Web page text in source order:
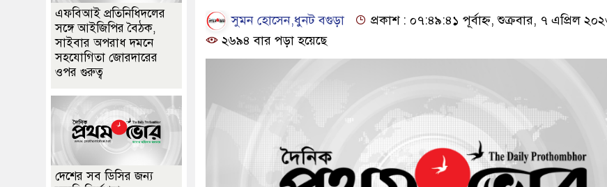
সুমন হোসেন,ধুনট বগুড়া
প্রকাশ : ০৭:৪৯:৪১ পূর্বাহ্ন, শুক্রবার, ৭ এপ্রিল
২৬৯৪ বার পড়া হয়েছে
এফবিআই প্রতিনিধিদলের
সঙ্গে আইজিপির বৈঠক,
সাইবার অপরাধ দমনে
সহযোগিতা জোরদারের
ওপর গুরুত্ব
দেশের সব ডিসির জন্য